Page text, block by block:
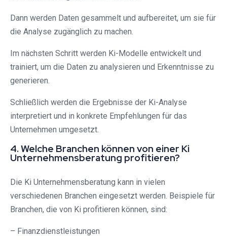
Dann werden Daten gesammelt und aufbereitet, um sie für
die Analyse zugänglich zu machen.
Im nächsten Schritt werden Ki-Modelle entwickelt und
trainiert, um die Daten zu analysieren und Erkenntnisse zu
generieren.
Schließlich werden die Ergebnisse der Ki-Analyse
interpretiert und in konkrete Empfehlungen für das
Unternehmen umgesetzt.
4. Welche Branchen können von einer Ki
Unternehmensberatung profitieren?
Die Ki Unternehmensberatung kann in vielen
verschiedenen Branchen eingesetzt werden. Beispiele für
Branchen, die von Ki profitieren können, sind:
– Finanzdienstleistungen